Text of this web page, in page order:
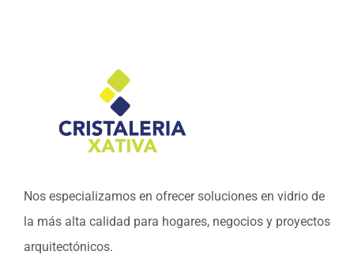
Nos especializamos en ofrecer soluciones en vidrio de
la más alta calidad para hogares, negocios y proyectos
arquitectónicos.